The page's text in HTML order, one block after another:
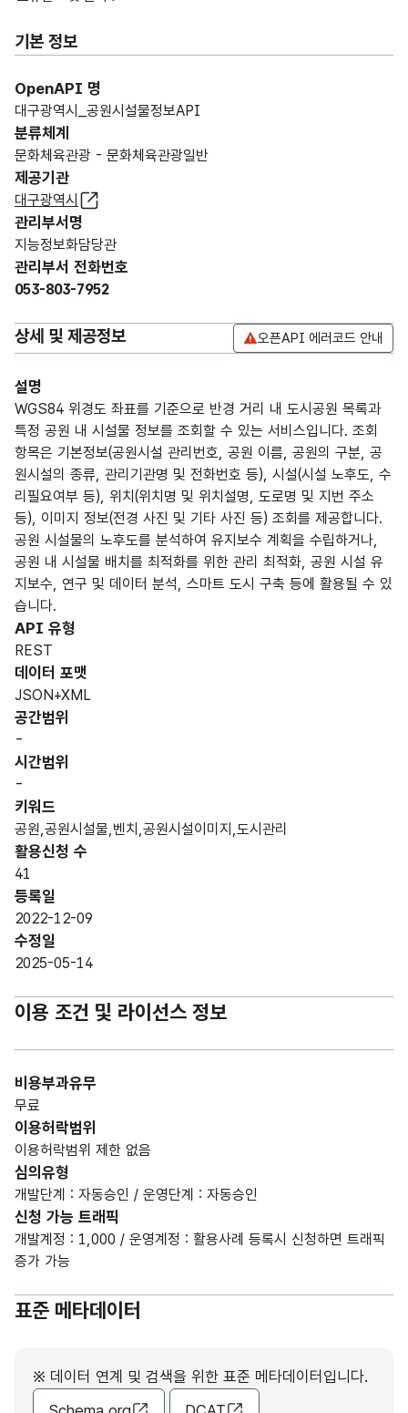
기본 정보
OpenAPI 명
대구광역시_공원시설물정보API
분류체계
문화체육관광 - 문화체육관광일반
제공기관
대구광역시
관리부서명
지능정보화담당관
관리부서 전화번호
053-803-7952
상세 및 제공정보 오픈API 에러코드 안내
설명
WGS84 위경도 좌표를 기준으로 반경 거리 내 도시공원 목록과
특정 공원 내 시설물 정보를 조회할 수 있는 서비스입니다. 조회
항목은 기본정보(공원시설 관리번호, 공원 이름, 공원의 구분, 공
원시설의 종류, 관리기관명 및 전화번호 등), 시설(시설 노후도, 수
리필요여부 등), 위치(위치명 및 위치설명, 도로명 및 지번 주소
등), 이미지 정보(전경 사진 및 기타 사진 등) 조회를 제공합니다.
공원 시설물의 노후도를 분석하여 유지보수 계획을 수립하거나,
공원 내 시설물 배치를 최적화를 위한 관리 최적화, 공원 시설 유
지보수, 연구 및 데이터 분석, 스마트 도시 구축 등에 활용될 수 있
습니다.
API 유형
REST
데이터 포맷
JSON+XML
공간범위
-
시간범위
-
키워드
공원,공원시설물,벤치,공원시설이미지,도시관리
활용신청 수
41
등록일
2022-12-09
수정일
2025-05-14
이용 조건 및 라이선스 정보
비용부과유무
무료
이용허락범위
이용허락범위 제한 없음
심의유형
개발단계 : 자동승인 / 운영단계 : 자동승인
신청 가능 트래픽
개발계정 : 1,000 / 운영계정 : 활용사례 등록시 신청하면 트래픽
증가 가능
표준 메타데이터
※ 데이터 연계 및 검색을 위한 표준 메타데이터입니다.